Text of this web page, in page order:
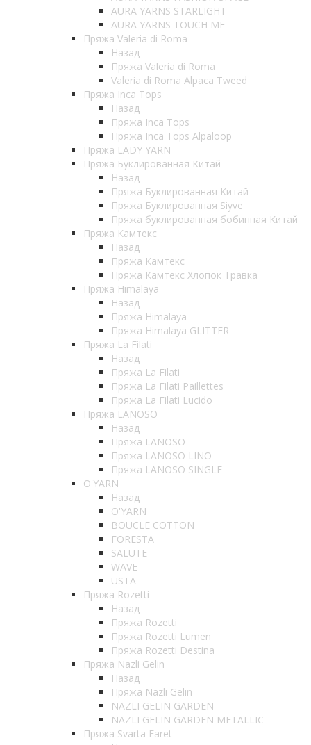
AURA YARNS STARLIGHT
AURA YARNS TOUCH ME
Пряжа Valeria di Roma
Назад
Пряжа Valeria di Roma
Valeria di Roma Alpaca Tweed
Пряжа Inca Tops
Назад
Пряжа Inca Tops
Пряжа Inca Tops Alpaloop
Пряжа LADY YARN
Пряжа Буклированная Китай
Назад
Пряжа Буклированная Китай
Пряжа Буклированная Siyve
Пряжа буклированная бобинная Китай
Пряжа Камтекс
Назад
Пряжа Камтекс
Пряжа Камтекс Хлопок Травка
Пряжа Himalaya
Назад
Пряжа Himalaya
Пряжа Himalaya GLITTER
Пряжа La Filati
Назад
Пряжа La Filati
Пряжа La Filati Paillettes
Пряжа La Filati Lucido
Пряжа LANOSO
Назад
Пряжа LANOSO
Пряжа LANOSO LINO
Пряжа LANOSO SINGLE
O'YARN
Назад
O'YARN
BOUCLE COTTON
FORESTA
SALUTE
WAVE
USTA
Пряжа Rozetti
Назад
Пряжа Rozetti
Пряжа Rozetti Lumen
Пряжа Rozetti Destina
Пряжа Nazli Gelin
Назад
Пряжа Nazli Gelin
NAZLI GELIN GARDEN
NAZLI GELIN GARDEN METALLIC
Пряжа Svarta Faret